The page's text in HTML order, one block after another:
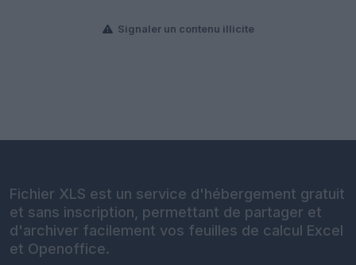
Signaler un contenu illicite
Fichier XLS est un service d'hébergement gratuit
et sans inscription, permettant de partager et
d'archiver facilement vos feuilles de calcul Excel
et Openoffice.